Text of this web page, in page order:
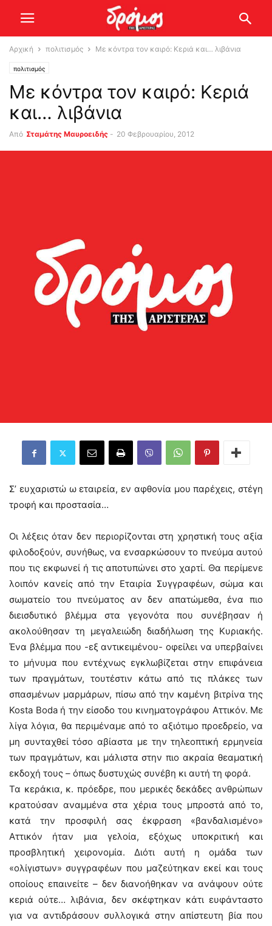
Αρχική πολιτισμός Με κόντρα τον καιρό: Κεριά και… λιβάνια
πολιτισμός
Με κόντρα τον καιρό: Κεριά
και… λιβάνια
Από Σταμάτης Μαυροειδής - 20 Φεβρουαρίου, 2012
Σ’ ευχαριστώ ω εταιρεία, εν αφθονία μου παρέχεις, στέγη
τροφή και προστασία…
Οι λέξεις όταν δεν περιορίζονται στη χρηστική τους αξία
φιλοδοξούν, συνήθως, να ενσαρκώσουν το πνεύμα αυτού
που τις εκφωνεί ή τις αποτυπώνει στο χαρτί. Θα περίμενε
λοιπόν κανείς από την Εταιρία Συγγραφέων, σώμα και
σωματείο του πνεύματος αν δεν απατώμεθα, ένα πιο
διεισδυτικό βλέμμα στα γεγονότα που συνέβησαν ή
ακολούθησαν τη μεγαλειώδη διαδήλωση της Κυριακής.
Ένα βλέμμα που -εξ αντικειμένου- οφείλει να υπερβαίνει
το μήνυμα που εντέχνως εγκλωβίζεται στην επιφάνεια
των πραγμάτων, τουτέστιν κάτω από τις πλάκες των
σπασμένων μαρμάρων, πίσω από την καμένη βιτρίνα της
Kosta Boda ή την είσοδο του κινηματογράφου Αττικόν. Με
λίγα λόγια, θα περιμέναμε από το αξιότιμο προεδρείο, να
μη συνταχθεί τόσο αβίαστα με την τηλεοπτική ερμηνεία
των πραγμάτων, και μάλιστα στην πιο ακραία θεαματική
εκδοχή τους – όπως δυστυχώς συνέβη κι αυτή τη φορά.
Τα κεράκια, κ. πρόεδρε, που μερικές δεκάδες ανθρώπων
κρατούσαν αναμμένα στα χέρια τους μπροστά από το,
κατά την προσφιλή σας έκφραση «βανδαλισμένο»
Αττικόν ήταν μια γελοία, εξόχως υποκριτική και
προσβλητική χειρονομία. Διότι αυτή η ομάδα των
«ολίγιστων» συγγραφέων που μαζεύτηκαν εκεί και τους
οποίους επαινείτε – δεν διανοήθηκαν να ανάψουν ούτε
κεριά ούτε… λιβάνια, δεν σκέφτηκαν κάτι ευφάνταστο
για να αντιδράσουν συλλογικά στην απίστευτη βία που